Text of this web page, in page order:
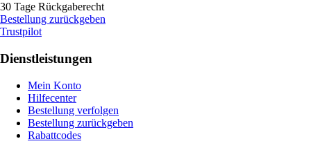
30 Tage Rückgaberecht
Bestellung zurückgeben
Trustpilot
Dienstleistungen
Mein Konto
Hilfecenter
Bestellung verfolgen
Bestellung zurückgeben
Rabattcodes